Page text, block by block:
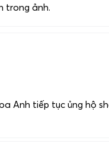
trong ảnh.
Anh tiếp tục ủng hộ